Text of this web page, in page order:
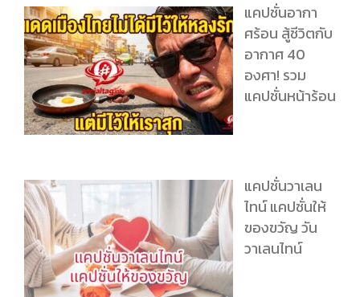
แคปชั่นอากา
ศร้อน สู้ชีวิตกับ
อากาศ 40
องศา! รวม
แคปชั่นหน้าร้อน
แคปชั่นวาเลน
ไทน์ แคปชั่นให้
ของขวัญ วัน
วาเลนไทน์